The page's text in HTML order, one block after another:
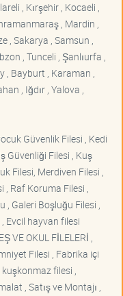
, Kırşehir , Kocaeli ,
, Mardin ,
, Sakarya , Samsun ,
, Tunceli , Şanlıurfa ,
, Bayburt , Karaman ,
, Iğdır , Yalova ,
Güvenlik Filesi , Kedi
Güvenliği Filesi , Kuş
Filesi, Merdiven Filesi ,
, Raf Koruma Filesi ,
, Galeri Boşluğu Filesi ,
Evcil hayvan filesi
VE OKUL FİLELERİ ,
Filesi , Fabrika içi
filesi ,
, Satış ve Montajı ,